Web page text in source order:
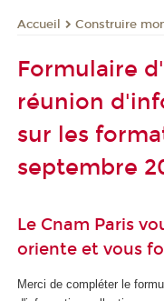
Accueil Construire
Formulaire
réunion
sur les
septembre
Le Cnam Paris
oriente et vous
Merci de compléter le